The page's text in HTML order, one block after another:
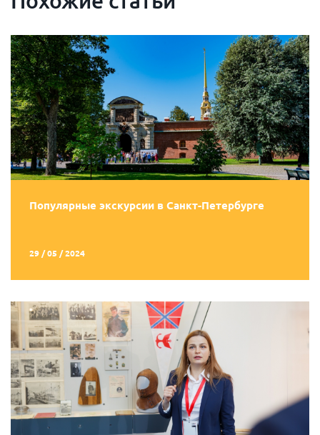
Популярные экскурсии в Санкт-Петербурге
29 / 05 / 2024